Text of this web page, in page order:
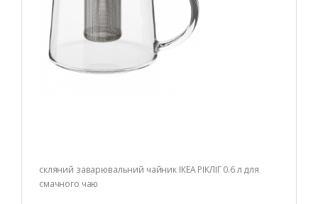
скляний заварювальний чайник ІКЕА РІКЛІГ 0.6 л для
смачного чаю